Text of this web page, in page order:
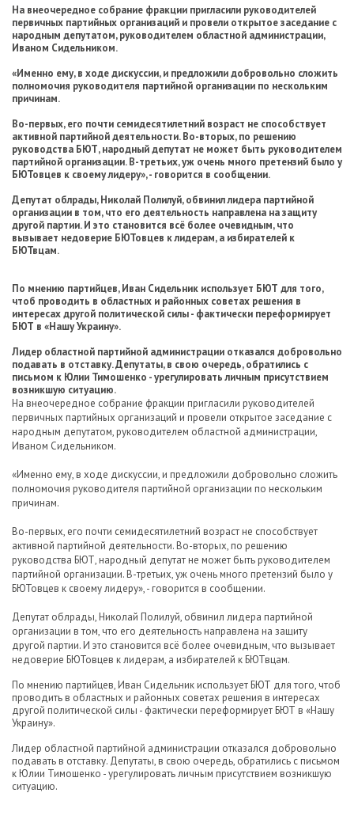
На внеочередное собрание фракции пригласили руководителей
первичных партийных организаций и провели открытое заседание с
народным депутатом, руководителем областной администрации,
Иваном Сидельником.
«Именно ему, в ходе дискуссии, и предложили добровольно сложить
полномочия руководителя партийной организации по нескольким
причинам.
Во-первых, его почти семидесятилетний возраст не способствует
активной партийной деятельности. Во-вторых, по решению
руководства БЮТ, народный депутат не может быть руководителем
партийной организации. В-третьих, уж очень много претензий было у
БЮТовцев к своему лидеру», - говорится в сообщении.
Депутат облрады, Николай Полилуй, обвинил лидера партийной
организации в том, что его деятельность направлена на защиту
другой партии. И это становится всё более очевидным, что
вызывает недоверие БЮТовцев к лидерам, а избирателей к
БЮТвцам.
По мнению партийцев, Иван Сидельник использует БЮТ для того,
чтоб проводить в областных и районных советах решения в
интересах другой политической силы - фактически переформирует
БЮТ в «Нашу Украину».
Лидер областной партийной администрации отказался добровольно
подавать в отставку. Депутаты, в свою очередь, обратились с
письмом к Юлии Тимошенко - урегулировать личным присутствием
возникшую ситуацию.
На внеочередное собрание фракции пригласили руководителей
первичных партийных организаций и провели открытое заседание с
народным депутатом, руководителем областной администрации,
Иваном Сидельником.
«Именно ему, в ходе дискуссии, и предложили добровольно сложить
полномочия руководителя партийной организации по нескольким
причинам.
Во-первых, его почти семидесятилетний возраст не способствует
активной партийной деятельности. Во-вторых, по решению
руководства БЮТ, народный депутат не может быть руководителем
партийной организации. В-третьих, уж очень много претензий было у
БЮТовцев к своему лидеру», - говорится в сообщении.
Депутат облрады, Николай Полилуй, обвинил лидера партийной
организации в том, что его деятельность направлена на защиту
другой партии. И это становится всё более очевидным, что вызывает
недоверие БЮТовцев к лидерам, а избирателей к БЮТвцам.
По мнению партийцев, Иван Сидельник использует БЮТ для того, чтоб
проводить в областных и районных советах решения в интересах
другой политической силы - фактически переформирует БЮТ в «Нашу
Украину».
Лидер областной партийной администрации отказался добровольно
подавать в отставку. Депутаты, в свою очередь, обратились с письмом
к Юлии Тимошенко - урегулировать личным присутствием возникшую
ситуацию.